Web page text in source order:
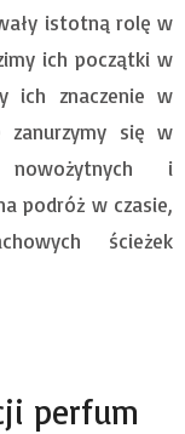
istotną rolę w
ich początki w
ich znaczenie w
zanurzymy się w
i
podróż w czasie,
ścieżek
perfum